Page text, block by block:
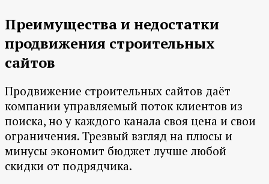
Преимущества и недостатки
продвижения строительных
сайтов
Продвижение строительных сайтов даёт
компании управляемый поток клиентов из
поиска, но у каждого канала своя цена и свои
ограничения. Трезвый взгляд на плюсы и
минусы экономит бюджет лучше любой
скидки от подрядчика.